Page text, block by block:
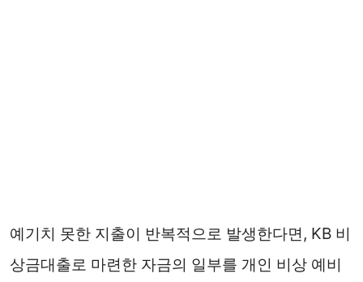
예기치 못한 지출이 반복적으로 발생한다면, KB 비
상금대출로 마련한 자금의 일부를 개인 비상 예비